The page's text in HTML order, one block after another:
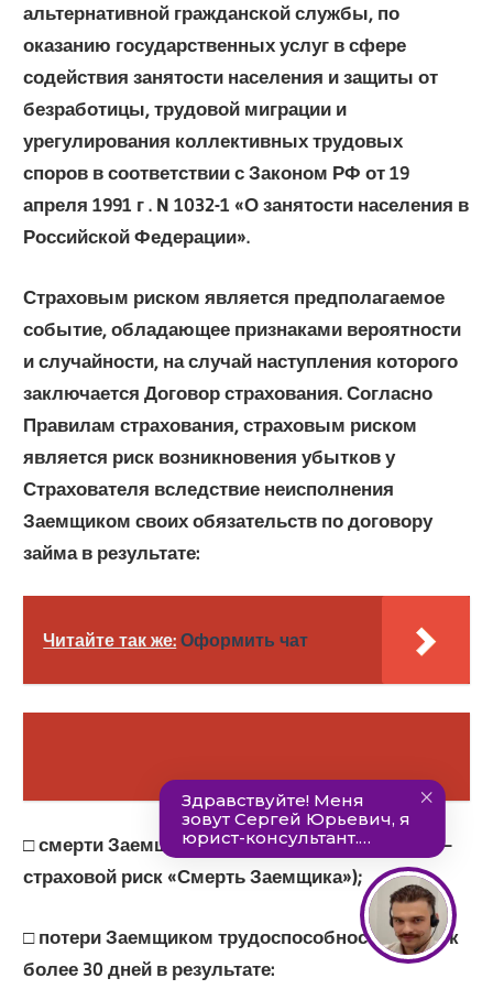
альтернативной гражданской службы, по
оказанию государственных услуг в сфере
содействия занятости населения и защиты от
безработицы, трудовой миграции и
урегулирования коллективных трудовых
споров в соответствии с Законом РФ от 19
апреля 1991 г . N 1032-1 «О занятости населения в
Российской Федерации».
Страховым риском является предполагаемое
событие, обладающее признаками вероятности
и случайности, на случай наступления которого
заключается Договор страхования. Согласно
Правилам страхования, страховым риском
является риск возникновения убытков у
Страхователя вследствие неисполнения
Заемщиком своих обязательств по договору
займа в результате:
Читайте так же: Оформить чат
□смерти Заемщика по любой причине (далее –
страховой риск «Смерть Заемщика»);
□потери Заемщиком трудоспособности на срок
более 30 дней в результате: